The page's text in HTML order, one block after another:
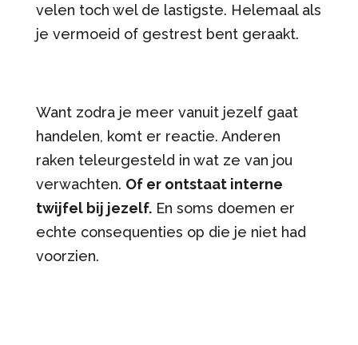
velen toch wel de lastigste. Helemaal als
je vermoeid of gestrest bent geraakt.
Want zodra je meer vanuit jezelf gaat
handelen, komt er reactie. Anderen
raken teleurgesteld in wat ze van jou
verwachten. Of er ontstaat interne
twijfel bij jezelf.En soms doemen er
echte consequenties op die je niet had
voorzien.